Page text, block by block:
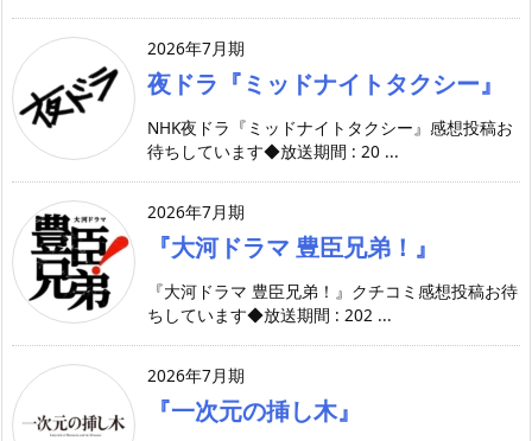
2026年7月期
夜ドラ『ミッドナイトタクシー』
NHK夜ドラ『ミッドナイトタクシー』感想投稿お
待ちしています◆放送期間 : 20 ...
2026年7月期
『大河ドラマ 豊臣兄弟！』
『大河ドラマ 豊臣兄弟！』クチコミ感想投稿お待
ちしています◆放送期間 : 202 ...
2026年7月期
『一次元の挿し木』